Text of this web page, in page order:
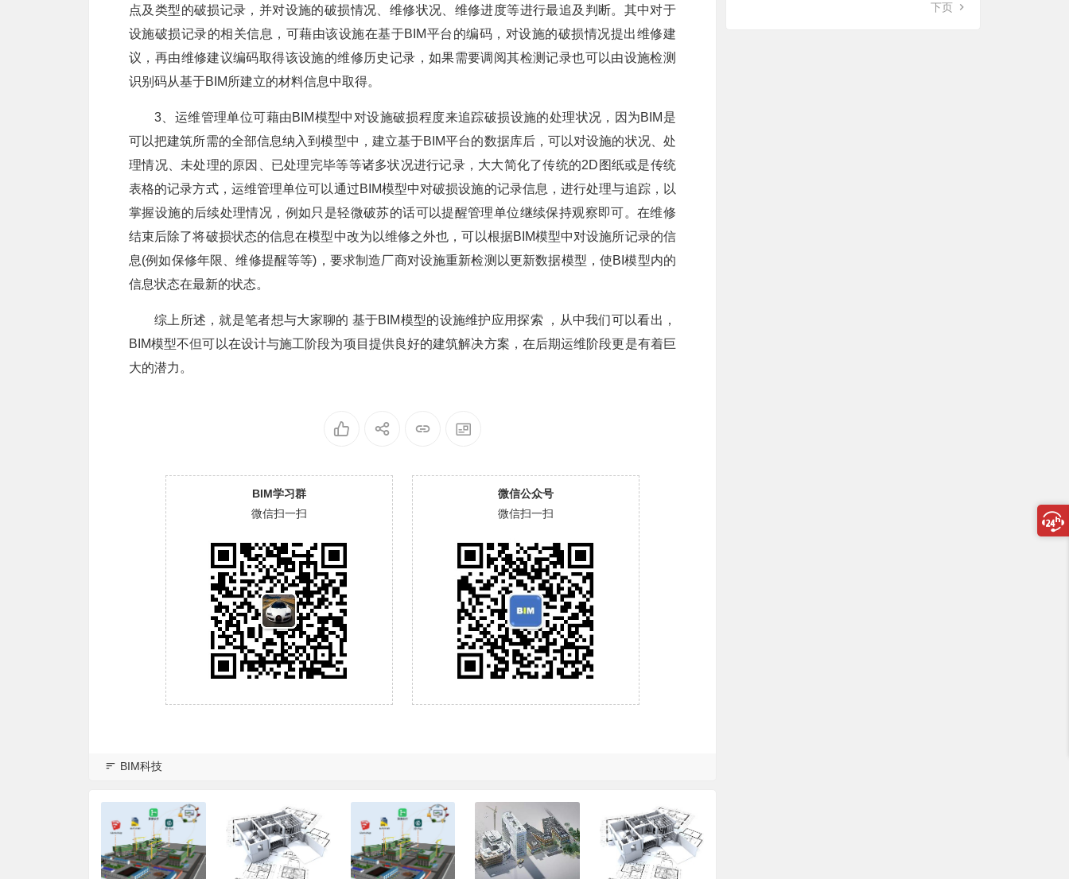
点及类型的破损记录，并对设施的破损情况、维修状况、维修进度等进行最追及判断。其中对于
设施破损记录的相关信息，可藉由该设施在基于BIM平台的编码，对设施的破损情况提出维修建
议，再由维修建议编码取得该设施的维修历史记录，如果需要调阅其检测记录也可以由设施检测
识别码从基于BIM所建立的材料信息中取得。
3、运维管理单位可藉由BIM模型中对设施破损程度来追踪破损设施的处理状况，因为BIM是
可以把建筑所需的全部信息纳入到模型中，建立基于BIM平台的数据库后，可以对设施的状况、处
理情况、未处理的原因、已处理完毕等等诸多状况进行记录，大大简化了传统的2D图纸或是传统
表格的记录方式，运维管理单位可以通过BIM模型中对破损设施的记录信息，进行处理与追踪，以
掌握设施的后续处理情况，例如只是轻微破苏的话可以提醒管理单位继续保持观察即可。在维修
结束后除了将破损状态的信息在模型中改为以维修之外也，可以根据BIM模型中对设施所记录的信
息(例如保修年限、维修提醒等等)，要求制造厂商对设施重新检测以更新数据模型，使BI模型内的
信息状态在最新的状态。
综上所述，就是笔者想与大家聊的 基于BIM模型的设施维护应用探索 ，从中我们可以看出，
BIM模型不但可以在设计与施工阶段为项目提供良好的建筑解决方案，在后期运维阶段更是有着巨
大的潜力。
BIM学习群
微信扫一扫
微信公众号
微信扫一扫
BIM科技
下页